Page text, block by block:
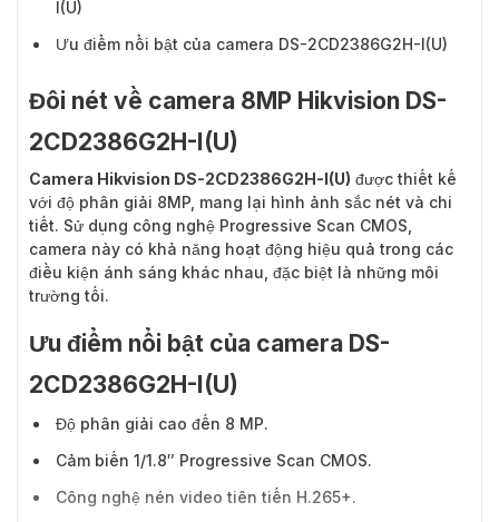
I(U)
Ưu điểm nổi bật của camera DS-2CD2386G2H-I(U)
Đôi nét về camera 8MP Hikvision DS-
2CD2386G2H-I(U)
Camera Hikvision DS-2CD2386G2H-I(U) được thiết kế
với độ phân giải 8MP, mang lại hình ảnh sắc nét và chi
tiết. Sử dụng công nghệ Progressive Scan CMOS,
camera này có khả năng hoạt động hiệu quả trong các
điều kiện ánh sáng khác nhau, đặc biệt là những môi
trường tối.
Ưu điểm nổi bật của camera DS-
2CD2386G2H-I(U)
Độ phân giải cao đến 8 MP.
Cảm biến 1/1.8″ Progressive Scan CMOS.
Công nghệ nén video tiên tiến H.265+.